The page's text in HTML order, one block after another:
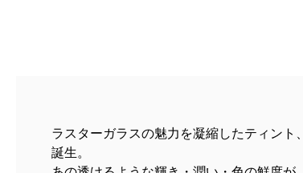
ラスターガラスの魅力を凝縮したティント、
誕生。